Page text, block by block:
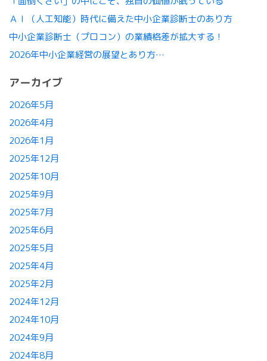
ＡＩ（人工知能）時代に備えた中小企業診断士のあり方
中小企業診断士（プロコン）の業績格差が拡大する！
2026年中小企業経営の展望とあり方…
アーカイブ
2026年5月
2026年4月
2026年1月
2025年12月
2025年10月
2025年9月
2025年7月
2025年6月
2025年5月
2025年4月
2025年2月
2024年12月
2024年10月
2024年9月
2024年8月